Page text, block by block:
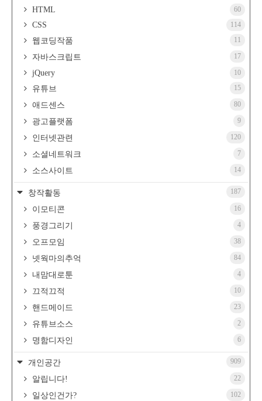
HTML 60
CSS 114
웹코딩작품 11
자바스크립트 17
jQuery 10
유튜브 15
애드센스 80
광고플랫폼 9
인터넷관련 120
소셜네트워크 7
소스사이트 14
창작활동 187
이모티콘 16
풍경그리기 4
오프모임 38
넷웍마의추억 84
내맘대로툰 4
끄적끄적 10
핸드메이드 23
유튜브소스 2
명함디자인 6
개인공간 909
알립니다! 22
일상인건가? 102